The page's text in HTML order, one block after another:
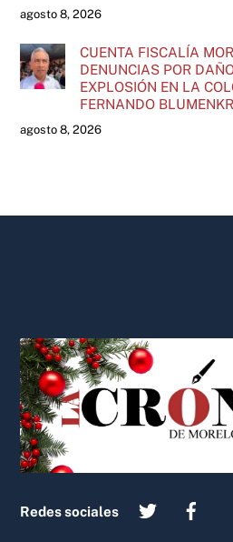
agosto 8, 2026
CUENTA FISCALÍA
DENUNCIAS POR
EXPLOSIÓN EN LA
FERNANDO
agosto 8, 2026
To
Top
Redes sociales